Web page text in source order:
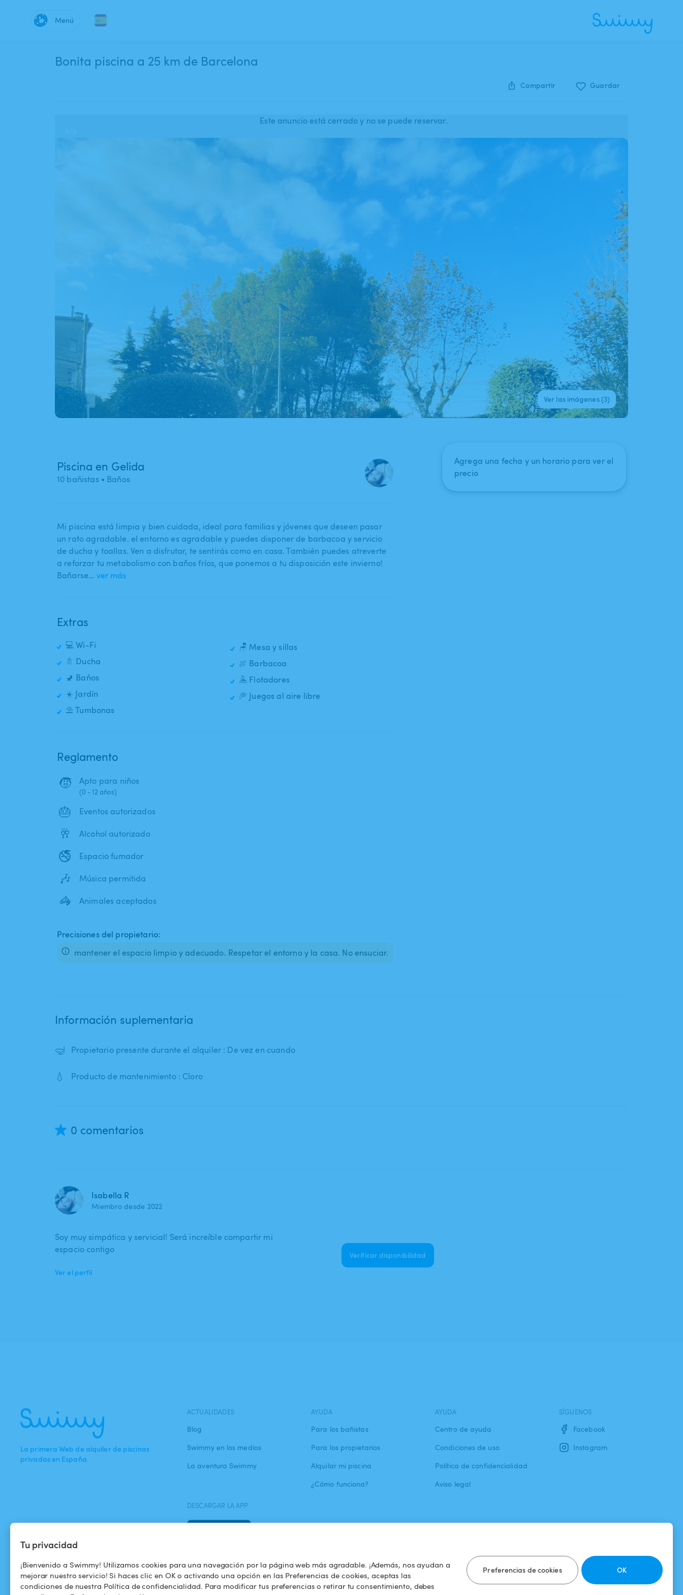
Tu privacidad
¡Bienvenido a Swimmy! Utilizamos cookies para una navegación por la página web más agradable. ¡Además, nos ayudan a
mejorar nuestro servicio! Si haces clic en OK o activando una opción en las Preferencias de cookies, aceptas las
condiciones de nuestra Política de confidencialidad. Para modificar tus preferencias o retirar tu consentimiento, debes
Preferencias de cookies OK
Menú
Bonita piscina a 25 km de Barcelona
Compartir Guardar
Este anuncio está cerrado y no se puede reservar.
Ver las imágenes (3)
Piscina en Gelida
10 bañistas • Baños
Mi piscina está limpia y bien cuidada​,​ ideal para familias y jóvenes que deseen pasar
un rato agradable. el entorno es agradable y puedes disponer de barbacoa y servicio
de ducha y toallas. Ven a disfrutar​,​ te sentirás como en casa. También puedes atreverte
a reforzar tu metabolismo con baños fríos​,​ que ponemos a tu disposición este invierno!
Bañarse… ver más
Extras
💻 Wi-Fi
🚿 Ducha
🚽 Baños
☀️ Jardín
⛱️ Tumbonas
🪑 Mesa y sillas
🍖 Barbacoa
🤽 Flotadores
🥏 Juegos al aire libre
Reglamento
🧒 Apto para niños
(0 - 12 años)
🎂 Eventos autorizados
🥂 Alcohol autorizado
🚭 Espacio fumador
🎶 Música permitida
🦓 Animales aceptados
Precisiones del propietario:
mantener el espacio limpio y adecuado. Respetar el entorno y la casa. No ensuciar.
Agrega una fecha y un horario para ver el
precio
Información suplementaria
🤿 Propietario presente durante el alquiler : De vez en cuando
💧 Producto de mantenimiento : Cloro
0 comentarios
Isabella R
Miembro desde 2022
Soy muy simpática y servicial! Será increíble compartir mi
espacio contigo
Ver el perfil
Verificar disponibilidad
La primera Web de alquiler de piscinas
privadas en España.
ACTUALIDADES
Blog
Swimmy en los medios
La aventura Swimmy
AYUDA
Para los bañistas
Para los propietarios
Alquilar mi piscina
¿Cómo funciona?
AYUDA
Centro de ayuda
Condiciones de uso
Política de confidencialidad
Aviso legal
SÍGUENOS
Facebook
Instagram
DESCARGAR LA APP